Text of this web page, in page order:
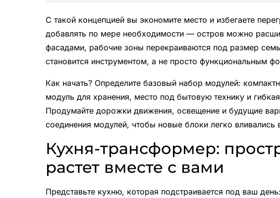
С такой концепцией вы экономите место и избегаете
добавлять по мере необходимости — остров можно
фасадами, рабочие зоны перекраиваются под размер
становится инструментом, а не просто функциональным
Как начать? Определите базовый набор модулей:
модуль для хранения, место под бытовую технику и
Продумайте дорожки движения, освещение и будущие
соединения модулей, чтобы новые блоки легко вливались
Кухня-трансформер:
растет вместе с вами
Представьте кухню, которая подстраивается под ваш